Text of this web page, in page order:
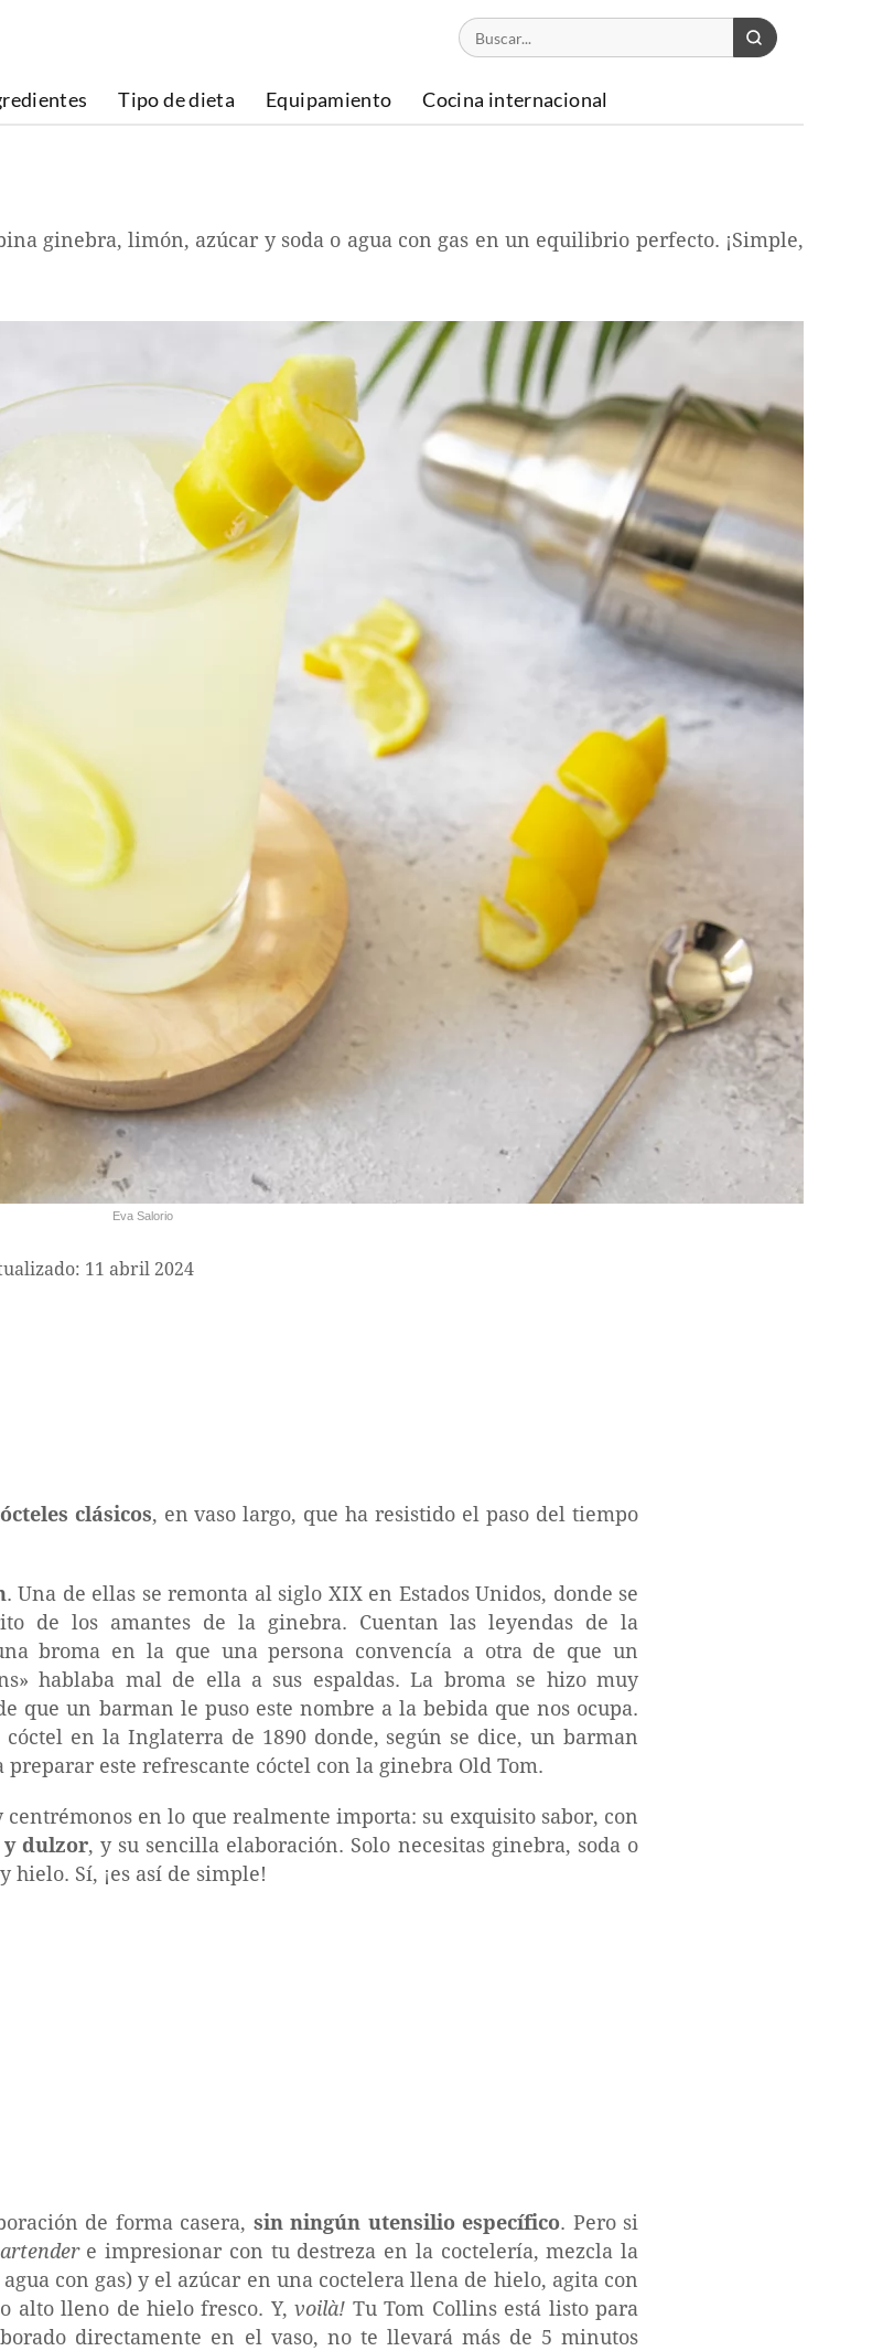
Tipo de dieta Equipamiento Cocina internacional
Eva Salorio
ginebra, limón, azúcar y soda o agua con gas en un equilibrio perfecto. ¡Simple,
11 abril 2024
clásicos, en vaso largo, que ha resistido el paso del tiempo
. Una de ellas se remonta al siglo XIX en Estados Unidos, donde se
de los amantes de la ginebra. Cuentan las leyendas de la
broma en la que una persona convencía a otra de que un
hablaba mal de ella a sus espaldas. La broma se hizo muy
que un barman le puso este nombre a la bebida que nos ocupa.
en la Inglaterra de 1890 donde, según se dice, un barman
este refrescante cóctel con la ginebra Old Tom.
en lo que realmente importa: su exquisito sabor, con
y dulzor, y su sencilla elaboración. Solo necesitas ginebra, soda o
hielo. Sí, ¡es así de simple!
de forma casera, sin ningún utensilio específico. Pero si
e impresionar con tu destreza en la coctelería, mezcla la
con gas) y el azúcar en una coctelera llena de hielo, agita con
alto lleno de hielo fresco. Y,voilà! Tu Tom Collins está listo para
directamente en el vaso, no te llevará más de 5 minutos